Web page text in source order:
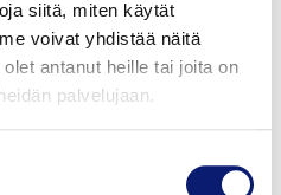
siitä, miten käytät
voivat yhdistää näitä
antanut heille tai joita on
palvelujaan.